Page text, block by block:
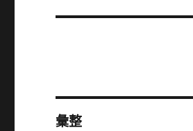
篇
彙整